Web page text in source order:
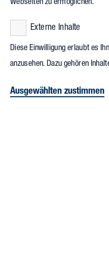
Webseiten zu ermöglichen.
Externe Inhalte
Diese Einwilligung erlaubt es
anzusehen. Dazu gehören
Ausgewählten zustimmen